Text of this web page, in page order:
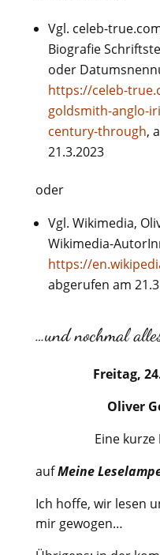
Vgl. celeb-
Biografie
oder
https://celeb-
goldsmith-anglo-
century-through,
21.3.2023
oder
Vgl. Wikimedia,
Wikimedia-
https://
abgerufen am
…und nochmal
Freitag,
Oliver
Eine kurze
aufMeine
Ich hoffe, wir lesen
mir gewogen…